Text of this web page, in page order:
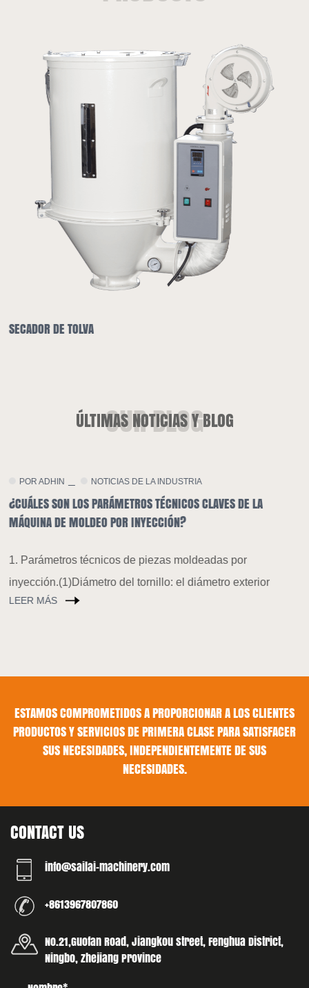
SECADOR DE TOLVA Y CARGADOR AUTOMÁTICO
ÚLTIMAS NOTICIAS Y BLOG
DE LA
por
exterior
POR ADHIN NOTICIAS DE LA COMPANÍA
AUMENTAR LA DEMANDA DE PLÁSTICOS
TENDENCIA GENERAL DE TRANSFORMACIÓN
A principios de este año, China ha fortalecido
ESTAMOS COMPROMETIDOS A PROPORCIONAR A LOS CLIENTES
PRODUCTOS Y SERVICIOS DE PRIMERA CLASE PARA SATISFACER
SUS NECESIDADES, INDEPENDIENTEMENTE DE SUS
NECESIDADES.
CONTACT US
info@sailai-machinery.com
+8613967807860
No.21,Guofan Road, Jiangkou street, Fenghua District,
Ningbo, Zhejiang Province